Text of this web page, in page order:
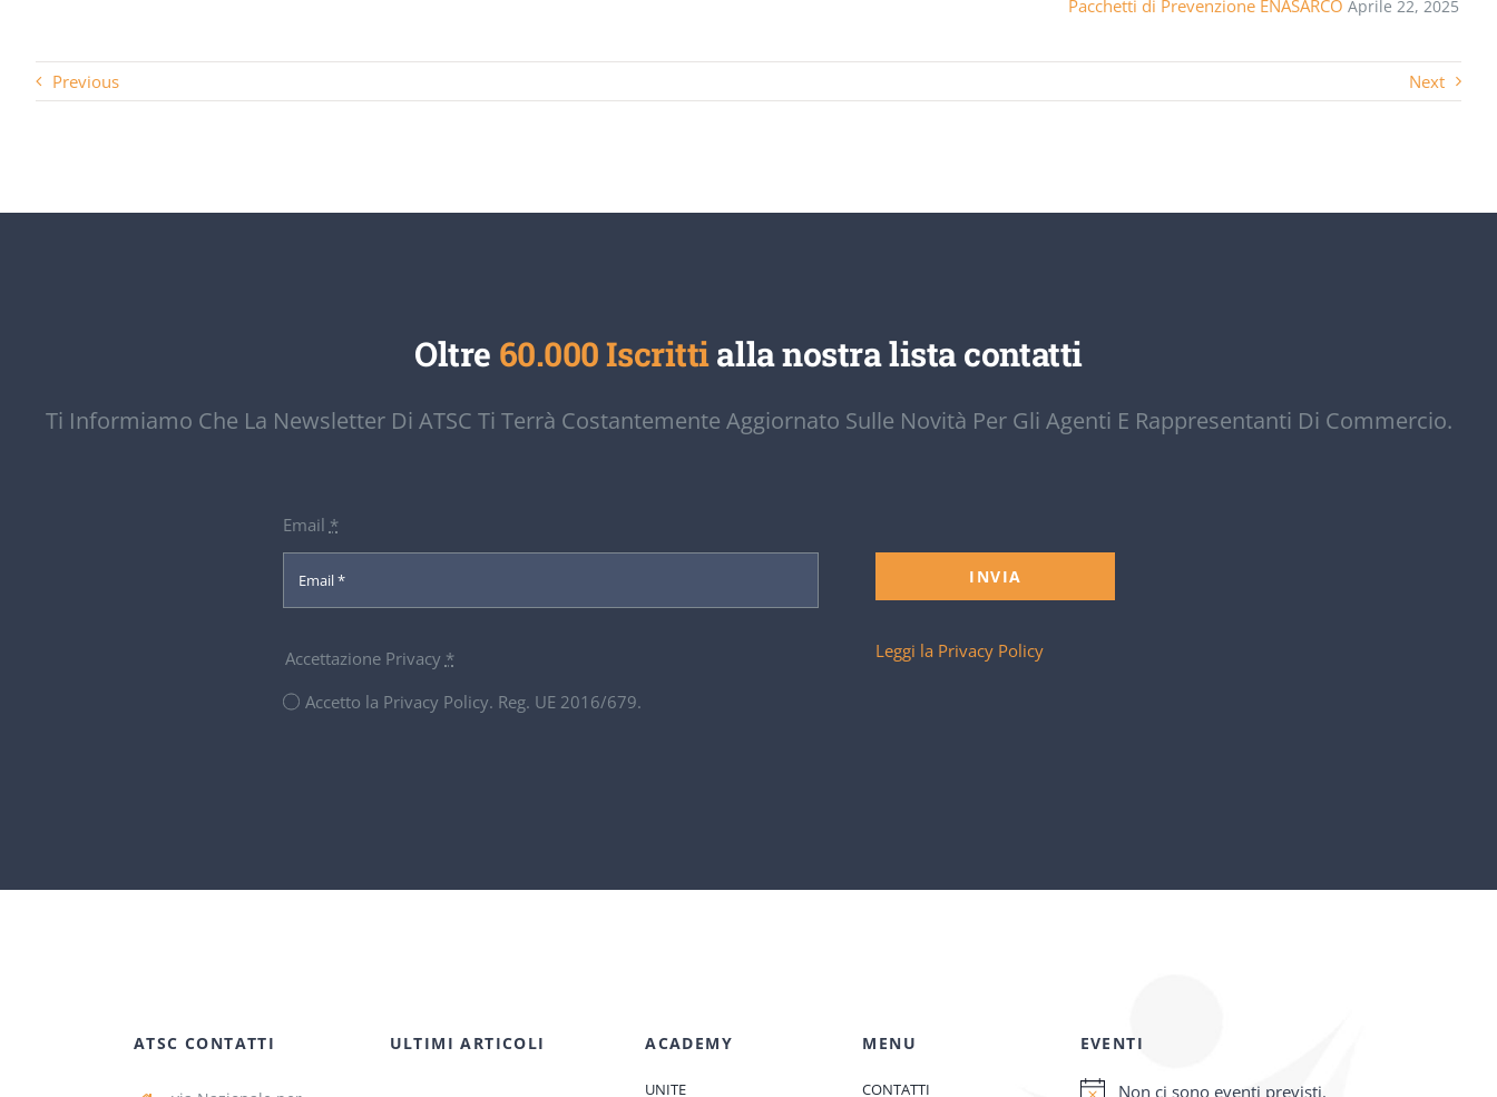
Pacchetti di Prevenzione ENASARCO Aprile 22, 2025
Previous Next
Oltre 60.000 Iscrittialla nostra lista contatti
Ti Informiamo Che La Newsletter Di ATSC Ti Terrà Costantemente Aggiornato Sulle Novità Per Gli Agenti E Rappresentanti Di Commercio.
Email *
Accettazione Privacy *
Accetto la Privacy Policy. Reg. UE 2016/679.
INVIA
Leggi la Privacy Policy
ATSC CONTATTI ULTIMI ARTICOLI ACADEMY
UNITE
MENU
CONTATTI
EVENTI
Non ci sono eventi previsti.